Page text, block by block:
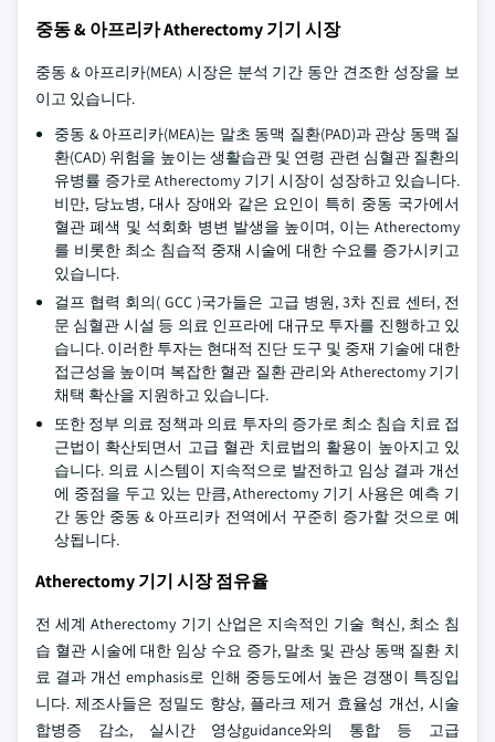
중동 & 아프리카 Atherectomy 기기 시장
중동 & 아프리카(MEA) 시장은 분석 기간 동안 견조한 성장을 보
이고 있습니다.
중동 & 아프리카(MEA)는 말초 동맥 질환(PAD)과 관상 동맥 질
환(CAD) 위험을 높이는 생활습관 및 연령 관련 심혈관 질환의
유병률 증가로 Atherectomy 기기 시장이 성장하고 있습니다.
비만, 당뇨병, 대사 장애와 같은 요인이 특히 중동 국가에서
혈관 폐색 및 석회화 병변 발생을 높이며, 이는 Atherectomy
를 비롯한 최소 침습적 중재 시술에 대한 수요를 증가시키고
있습니다.
걸프 협력 회의( GCC )국가들은 고급 병원, 3차 진료 센터, 전
문 심혈관 시설 등 의료 인프라에 대규모 투자를 진행하고 있
습니다. 이러한 투자는 현대적 진단 도구 및 중재 기술에 대한
접근성을 높이며 복잡한 혈관 질환 관리와 Atherectomy 기기
채택 확산을 지원하고 있습니다.
또한 정부 의료 정책과 의료 투자의 증가로 최소 침습 치료 접
근법이 확산되면서 고급 혈관 치료법의 활용이 높아지고 있
습니다. 의료 시스템이 지속적으로 발전하고 임상 결과 개선
에 중점을 두고 있는 만큼, Atherectomy 기기 사용은 예측 기
간 동안 중동 & 아프리카 전역에서 꾸준히 증가할 것으로 예
상됩니다.
Atherectomy 기기 시장 점유율
전 세계 Atherectomy 기기 산업은 지속적인 기술 혁신, 최소 침
습 혈관 시술에 대한 임상 수요 증가, 말초 및 관상 동맥 질환 치
료 결과 개선 emphasis로 인해 중등도에서 높은 경쟁이 특징입
니다. 제조사들은 정밀도 향상, 플라크 제거 효율성 개선, 시술
합병증 감소, 실시간 영상guidance와의 통합 등 고급